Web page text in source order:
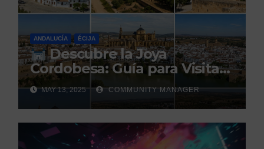
ANDALUCÍA ÉCIJA
Descubre la Joya
Cordobesa: Guía para Visitar
los 5 Pueblos Más Bonitos
MAY 13, 2025 COMMUNITY MANAGER